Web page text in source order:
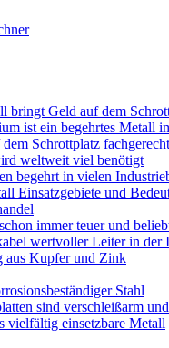
bringt Geld auf dem
ist ein begehrtes Metall
Schrottplatz
weltweit viel benötigt
begehrt in vielen
Einsatzgebiete und
immer teuer und
wertvoller Leiter in der
aus Kupfer und Zink
Stahl
sind verschleißarm
vielfältig einsetzbare Metall